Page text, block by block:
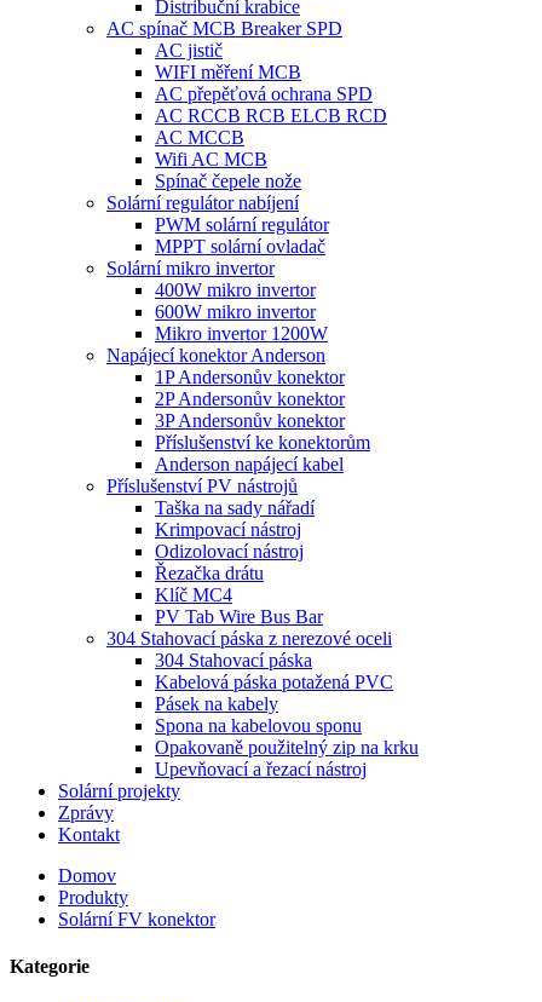
Distribuční krabice
AC spínač MCB Breaker SPD
AC jistič
WIFI měření MCB
AC přepěťová ochrana SPD
AC RCCB RCB ELCB RCD
AC MCCB
Wifi AC MCB
Spínač čepele nože
Solární regulátor nabíjení
PWM solární regulátor
MPPT solární ovladač
Solární mikro invertor
400W mikro invertor
600W mikro invertor
Mikro invertor 1200W
Napájecí konektor Anderson
1P Andersonův konektor
2P Andersonův konektor
3P Andersonův konektor
Příslušenství ke konektorům
Anderson napájecí kabel
Příslušenství PV nástrojů
Taška na sady nářadí
Krimpovací nástroj
Odizolovací nástroj
Řezačka drátu
Klíč MC4
PV Tab Wire Bus Bar
304 Stahovací páska z nerezové oceli
304 Stahovací páska
Kabelová páska potažená PVC
Pásek na kabely
Spona na kabelovou sponu
Opakovaně použitelný zip na krku
Upevňovací a řezací nástroj
Solární projekty
Zprávy
Kontakt
Domov
Produkty
Solární FV konektor
Kategorie